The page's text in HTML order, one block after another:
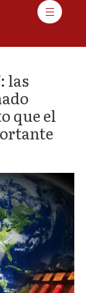
las
que el